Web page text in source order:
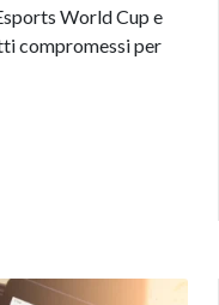
World Cup e
compromessi per